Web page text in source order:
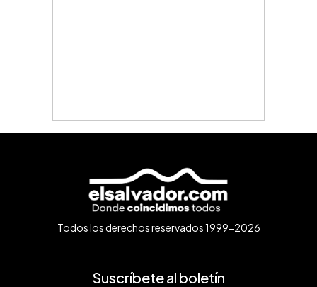
Todos los derechos reservados 1999-2026
Suscríbete al boletín